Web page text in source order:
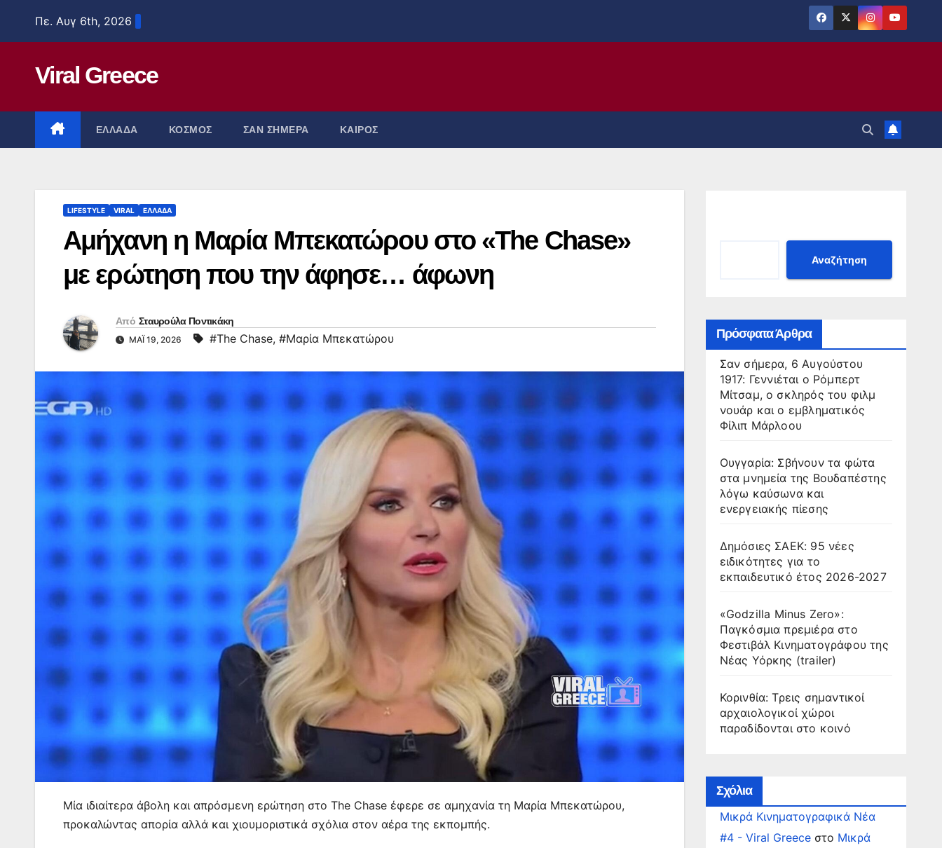
Πε. Αυγ 6th, 2026
Viral Greece
ΕΛΛΑΔΑ ΚΟΣΜΟΣ ΣΑΝ ΣΗΜΕΡΑ ΚΑΙΡΟΣ
LIFESTYLE VIRAL ΕΛΛΑΔΑ
Αμήχανη η Μαρία Μπεκατώρου στο «The Chase»
με ερώτηση που την άφησε… άφωνη
Από Σταυρούλα Ποντικάκη
ΜΆΙ 19, 2026 #The Chase, #Μαρία Μπεκατώρου
Μία ιδιαίτερα άβολη και απρόσμενη ερώτηση στο The Chase έφερε σε αμηχανία τη Μαρία Μπεκατώρου,
προκαλώντας απορία αλλά και χιουμοριστικά σχόλια στον αέρα της εκπομπής.
Αναζήτηση
Πρόσφατα Άρθρα
Σαν σήμερα, 6 Αυγούστου
1917: Γεννιέται ο Ρόμπερτ
Μίτσαμ, ο σκληρός του φιλμ
νουάρ και ο εμβληματικός
Φίλιπ Μάρλοου
Ουγγαρία: Σβήνουν τα φώτα
στα μνημεία της Βουδαπέστης
λόγω καύσωνα και
ενεργειακής πίεσης
Δημόσιες ΣΑΕΚ: 95 νέες
ειδικότητες για το
εκπαιδευτικό έτος 2026-2027
«Godzilla Minus Zero»:
Παγκόσμια πρεμιέρα στο
Φεστιβάλ Κινηματογράφου της
Νέας Υόρκης (trailer)
Κορινθία: Τρεις σημαντικοί
αρχαιολογικοί χώροι
παραδίδονται στο κοινό
Σχόλια
Μικρά Κινηματογραφικά Νέα
#4 - Viral Greeceστο Μικρά